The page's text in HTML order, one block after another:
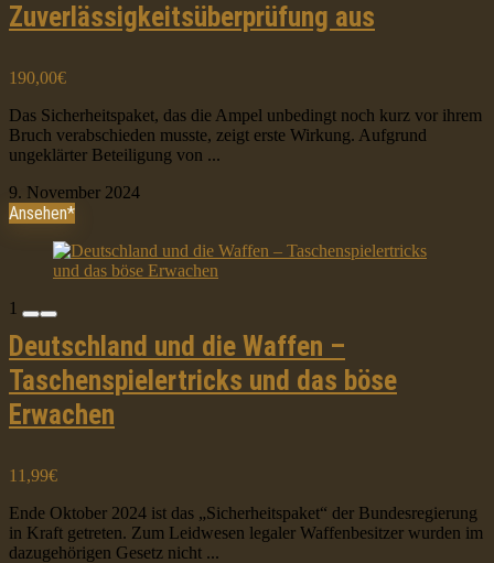
Zuverlässigkeitsüberprüfung aus
190,00€
Das Sicherheitspaket, das die Ampel unbedingt noch kurz vor ihrem
Bruch verabschieden musste, zeigt erste Wirkung. Aufgrund
ungeklärter Beteiligung von ...
9. November 2024
Ansehen*
1
Deutschland und die Waffen –
Taschenspielertricks und das böse
Erwachen
11,99€
Ende Oktober 2024 ist das „Sicherheitspaket“ der Bundesregierung
in Kraft getreten. Zum Leidwesen legaler Waffenbesitzer wurden im
dazugehörigen Gesetz nicht ...